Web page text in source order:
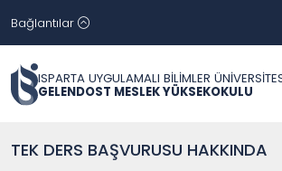
Bağlantılar
ISPARTA UYGULAMALI BİLİMLER
GELENDOST MESLEK YÜKSEKOKULU
TEK DERS BAŞVURUSU HAKKINDA